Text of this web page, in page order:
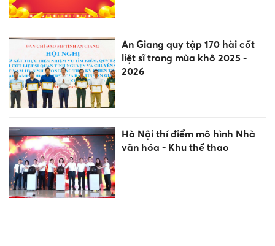
An Giang quy tập 170 hài cốt
liệt sĩ trong mùa khô 2025 -
2026
Hà Nội thí điểm mô hình Nhà
văn hóa - Khu thể thao